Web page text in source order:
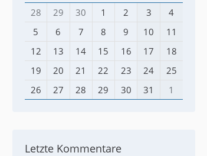
28 29 30 1 2 3
4
5
6 7 8 9 10
11
12
13 14 15 16 17
18
19
20 21 22 23 24
25
26
27 28 29 30 31 1
Letzte Kommentare